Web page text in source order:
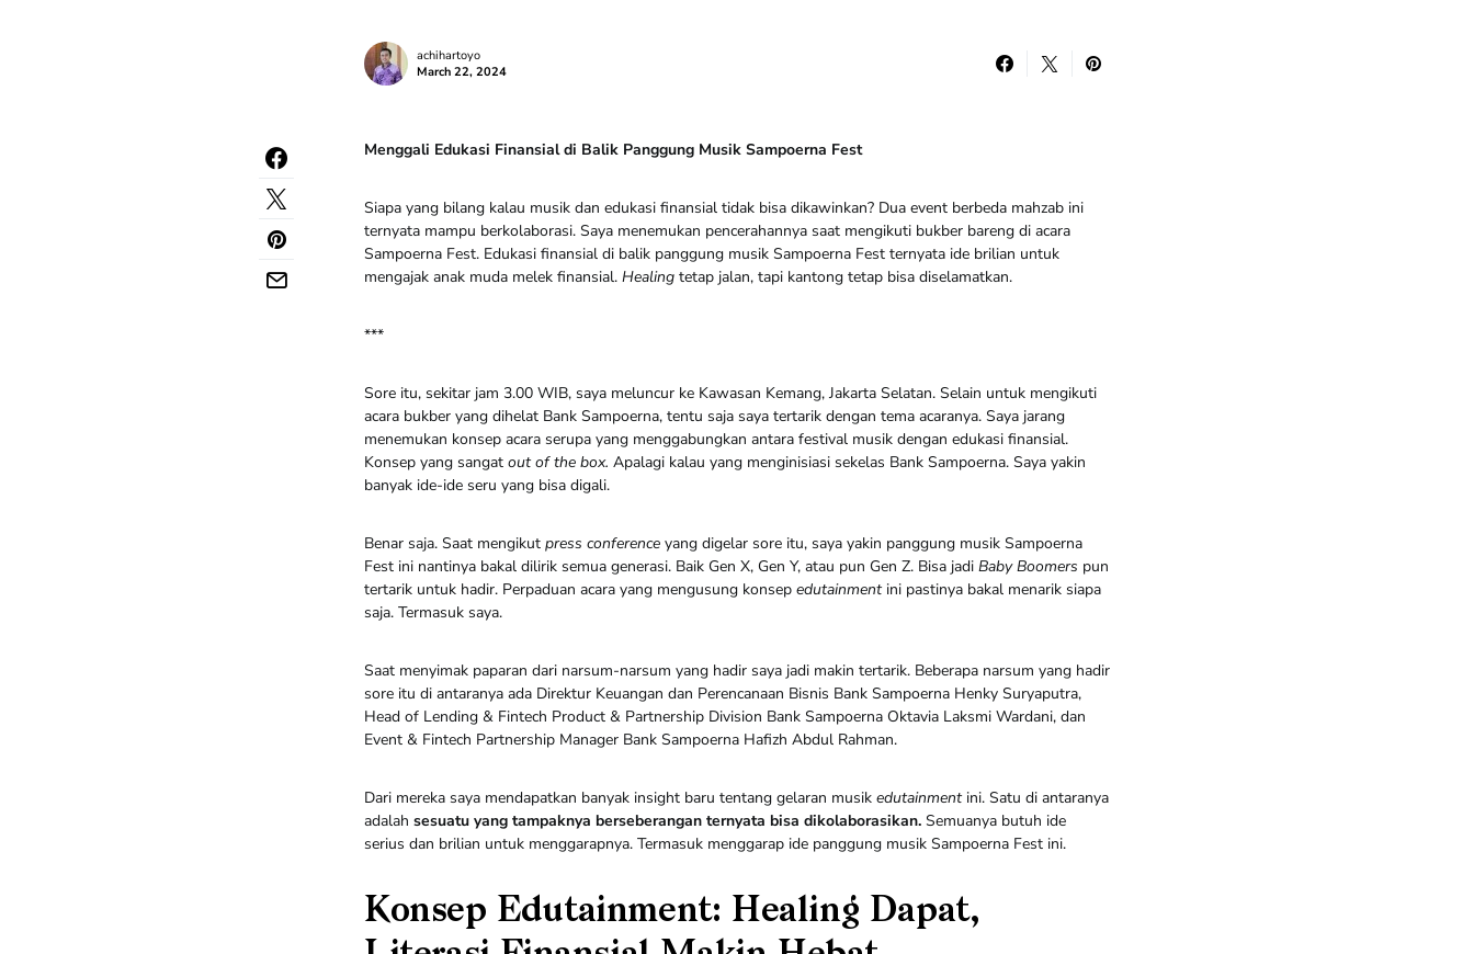
achihartoyo
March 22, 2024
Menggali Edukasi Finansial di Balik Panggung Musik Sampoerna Fest
Siapa yang bilang kalau musik dan edukasi finansial tidak bisa dikawinkan? Dua event berbeda mahzab ini
ternyata mampu berkolaborasi. Saya menemukan pencerahannya saat mengikuti bukber bareng di acara
Sampoerna Fest. Edukasi finansial di balik panggung musik Sampoerna Fest ternyata ide brilian untuk
mengajak anak muda melek finansial. Healing tetap jalan, tapi kantong tetap bisa diselamatkan.
***
Sore itu, sekitar jam 3.00 WIB, saya meluncur ke Kawasan Kemang, Jakarta Selatan. Selain untuk mengikuti
acara bukber yang dihelat Bank Sampoerna, tentu saja saya tertarik dengan tema acaranya. Saya jarang
menemukan konsep acara serupa yang menggabungkan antara festival musik dengan edukasi finansial.
Konsep yang sangat out of the box. Apalagi kalau yang menginisiasi sekelas Bank Sampoerna. Saya yakin
banyak ide-ide seru yang bisa digali.
Benar saja. Saat mengikut press conference yang digelar sore itu, saya yakin panggung musik Sampoerna
Fest ini nantinya bakal dilirik semua generasi. Baik Gen X, Gen Y, atau pun Gen Z. Bisa jadi Baby Boomers pun
tertarik untuk hadir. Perpaduan acara yang mengusung konsep edutainmentini pastinya bakal menarik siapa
saja. Termasuk saya.
Saat menyimak paparan dari narsum-narsum yang hadir saya jadi makin tertarik. Beberapa narsum yang hadir
sore itu di antaranya ada Direktur Keuangan dan Perencanaan Bisnis Bank Sampoerna Henky Suryaputra,
Head of Lending & Fintech Product & Partnership Division Bank Sampoerna Oktavia Laksmi Wardani, dan
Event & Fintech Partnership Manager Bank Sampoerna Hafizh Abdul Rahman.
Dari mereka saya mendapatkan banyak insight baru tentang gelaran musik edutainmentini. Satu di antaranya
adalah sesuatu yang tampaknya berseberangan ternyata bisa dikolaborasikan. Semuanya butuh ide
serius dan brilian untuk menggarapnya. Termasuk menggarap ide panggung musik Sampoerna Fest ini.
Konsep Edutainment: Healing Dapat,